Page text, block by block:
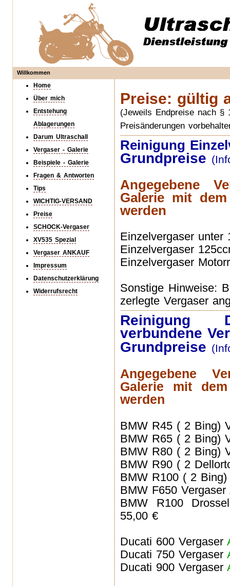
Willkommen
Home
Über mich
Entstehung
Ablagerungen
Darum Ultraschall
Vergaser - Galerie
Beispiele - Galerie
Fragen & Antworten
Tips
WICHTIG-VERSAND
Preise
SCHOCK-Vergaser
XV535 Spezial
Vergaser ANKAUF
Impressum
Datenschutzerklärung
Widerrufsrecht
Preise: gültig
(Jeweils Endpreise nach §
Preisänderungen
Reinigung
Grundpreise
Angegebene
Galerie mit
werden
Einzelvergaser unter
Einzelvergaser
Einzelvergaser
Sonstige Hinweise:
zerlegte Vergaser
Reinigung
verbundene
Grundpreise
Angegebene
Galerie mit
werden
BMW R45 ( 2 Bing)
BMW R65 ( 2 Bing)
BMW R80 ( 2 Bing)
BMW R90 ( 2
BMW R100 ( 2
BMW F650 Vergaser
BMW R100
55,00 €
Ducati 600Vergaser
Ducati 750Vergaser
Ducati 900Vergaser